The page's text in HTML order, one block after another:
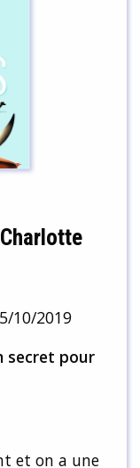
10/2019
secret pour
et on a une